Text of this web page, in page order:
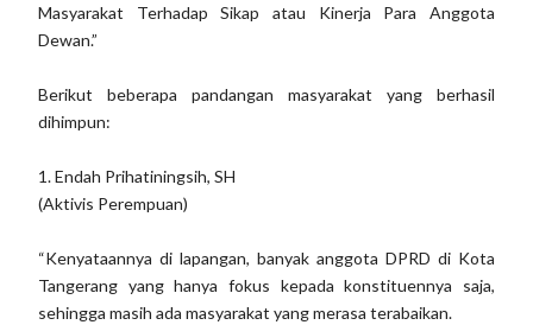
Masyarakat Terhadap Sikap atau Kinerja Para Anggota
Dewan.”
Berikut beberapa pandangan masyarakat yang berhasil
dihimpun:
1. Endah Prihatiningsih, SH
(Aktivis Perempuan)
“Kenyataannya di lapangan, banyak anggota DPRD di Kota
Tangerang yang hanya fokus kepada konstituennya saja,
sehingga masih ada masyarakat yang merasa terabaikan.